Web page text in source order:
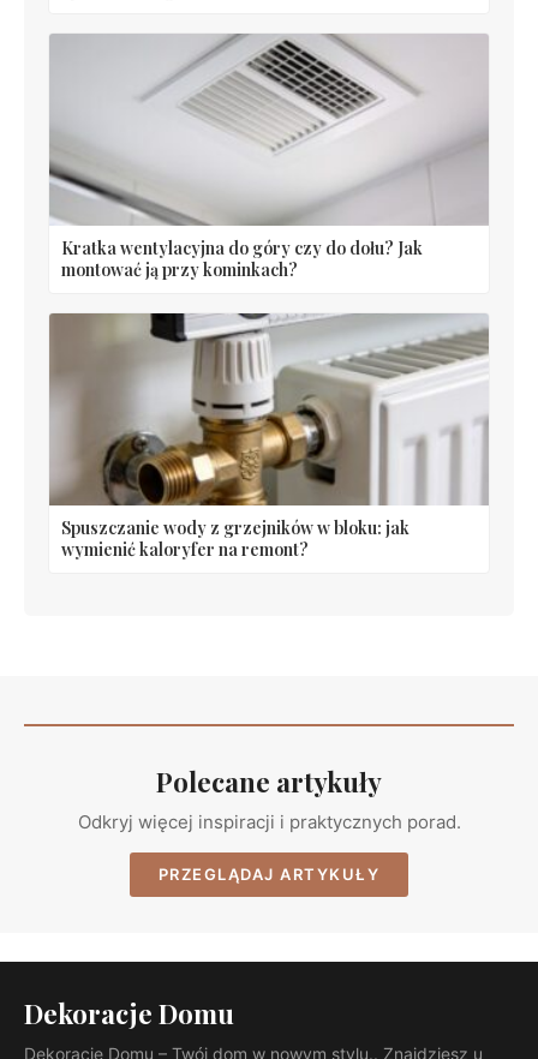
Kratka wentylacyjna do góry czy do dołu? Jak
montować ją przy kominkach?
Spuszczanie wody z grzejników w bloku: jak
wymienić kaloryfer na remont?
Polecane artykuły
Odkryj więcej inspiracji i praktycznych porad.
PRZEGLĄDAJ ARTYKUŁY
Dekoracje Domu
Dekoracje Domu – Twój dom w nowym stylu.. Znajdziesz u